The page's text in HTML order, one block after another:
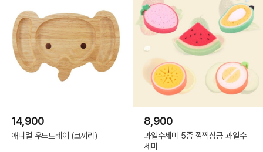
14,900
애니멀 우드트레이 (코끼리)
8,900
과일수세미 5종 깜찍상큼 과일수
세미